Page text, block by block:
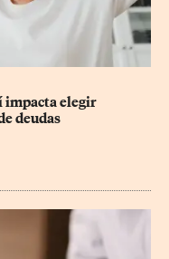
impacta elegir
deudas